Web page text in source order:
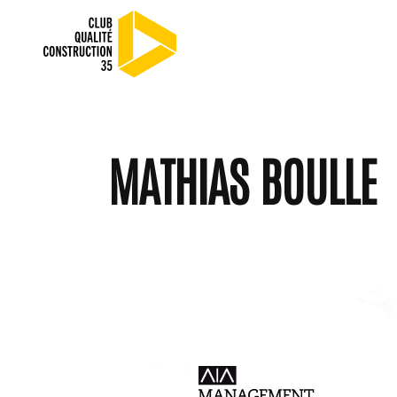
MATHIAS BOULLE